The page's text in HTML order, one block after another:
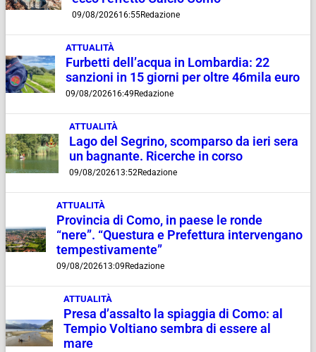
09/08/202616:55Redazione
ATTUALITÀ
Furbetti dell’acqua in Lombardia: 22
sanzioni in 15 giorni per oltre 46mila euro
09/08/202616:49 Redazione
ATTUALITÀ
Lago del Segrino, scomparso da ieri sera
un bagnante. Ricerche in corso
09/08/202613:52Redazione
ATTUALITÀ
Provincia di Como, in paese le ronde
“nere”. “Questura e Prefettura intervengano
tempestivamente”
09/08/202613:09 Redazione
ATTUALITÀ
Presa d’assalto la spiaggia di Como: al
Tempio Voltiano sembra di essere al
mare